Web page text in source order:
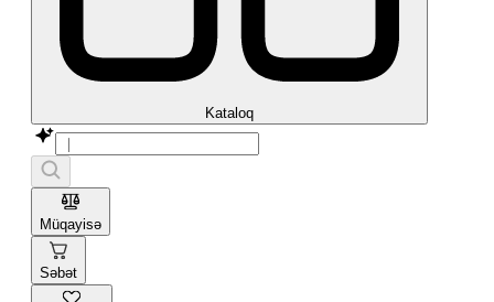
Kataloq
Müqayisə
Səbət